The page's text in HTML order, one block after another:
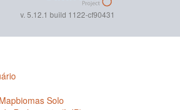
v. 5.12.1 build 1122-cf90431
Solo